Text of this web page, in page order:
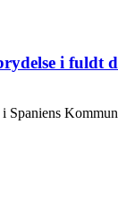
i fuldt
Spaniens